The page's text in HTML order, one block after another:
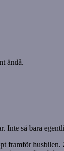
ändå.
Inte så bara
framför